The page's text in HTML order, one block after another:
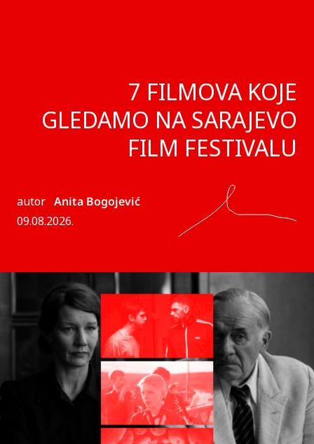
7 FILMOVA KOJE
GLEDAMO NA SARAJEVO
FILM FESTIVALU
autor Anita Bogojević
09.08.2026.